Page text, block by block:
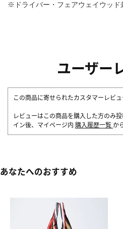
※ドライバー・フェアウェイウッド
ユーザー
この商品に寄せられたカスタマーレビュ
レビューはこの商品を購入した方のみ
イン後、マイページ内 購入履歴一覧 か
あなたへのおすすめ